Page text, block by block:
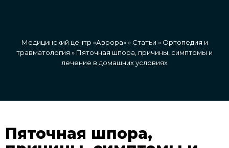
Медицинский центр «Аврора»» Статьи » Ортопедия и
травматология » Пяточная шпора, причины, симптомы и
лечение в домашних условиях
Пяточная шпора,